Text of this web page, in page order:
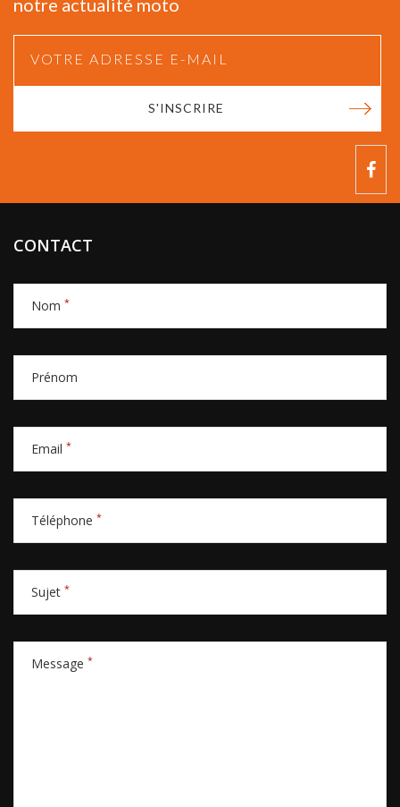
notre actualité moto
S'INSCRIRE
CONTACT
Nom *
Prénom
Email *
Téléphone *
Sujet *
Message *